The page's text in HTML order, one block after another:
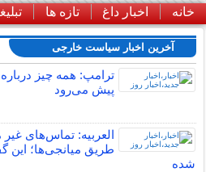
خانه اخبار داغ تازه ها
آخرین اخبار سیاست خارجی
ترامپ: همه چیز
پیش می‌رود
العربیه: تماس‌های غیر
طریق میانجی‌ها؛ این
شده